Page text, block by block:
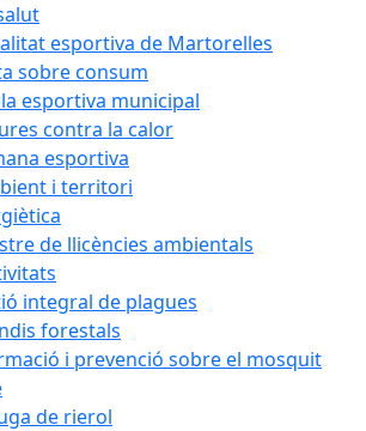
esportiva de Martorelles
sobre consum
esportiva municipal
contra la calor
esportiva
i territori
de llicències ambientals
integral de plagues
forestals
i prevenció sobre el mosquit
de rierol